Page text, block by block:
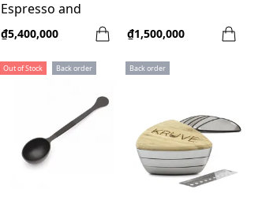
Espresso and
Brewing
₫5,400,000 ₫1,500,000
Out of Stock Back order Back order